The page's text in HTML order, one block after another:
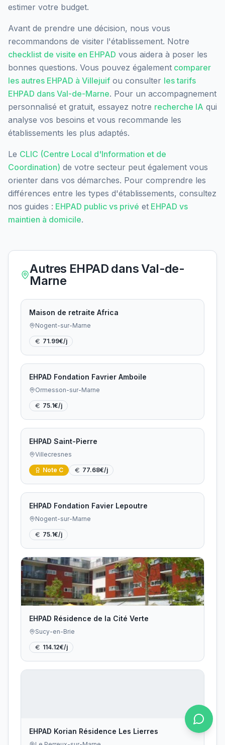
estimer votre budget.
Avant de prendre une décision, nous vous
recommandons de visiter l'établissement. Notre
checklist de visite en EHPAD vous aidera à poser les
bonnes questions. Vous pouvez également comparer
les autres EHPAD à Villejuif ou consulter les tarifs
EHPAD dans Val-de-Marne. Pour un accompagnement
personnalisé et gratuit, essayez notre recherche IA qui
analyse vos besoins et vous recommande les
établissements les plus adaptés.
Le CLIC (Centre Local d'Information et de
Coordination) de votre secteur peut également vous
orienter dans vos démarches. Pour comprendre les
différences entre les types d'établissements, consultez
nos guides : EHPAD public vs privé et EHPAD vs
maintien à domicile.
Autres EHPAD dansVal-de-
Marne
Maison de retraite Africa
Nogent-sur-Marne
71.99€/j
EHPAD Fondation Favrier Amboile
Ormesson-sur-Marne
75.1€/j
EHPAD Saint-Pierre
Villecresnes
Note C 77.68€/j
EHPAD Fondation Favier Lepoutre
Nogent-sur-Marne
75.1€/j
EHPAD Résidence de la Cité Verte
Sucy-en-Brie
114.12€/j
EHPAD Korian Résidence Les Lierres